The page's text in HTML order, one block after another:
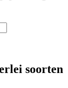
soorten